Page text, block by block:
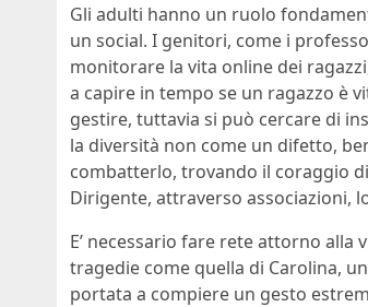
Gli adulti hanno un ruolo
un social. I genitori, come i
monitorare la vita online dei
a capire in tempo se un ragazzo è
gestire, tuttavia si può cercare di
la diversità non come un difetto,
combatterlo, trovando il coraggio
Dirigente, attraverso associazioni,
E’ necessario fare rete attorno
tragedie come quella di Carolina,
portata a compiere un gesto